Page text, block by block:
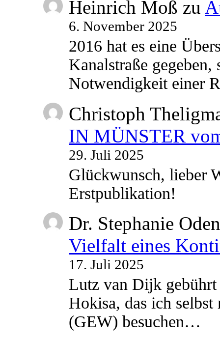
Heinrich Moß zu
6. November 2025
2016 hat es eine
Kanalstraße
Notwendigkeit einer
Christoph
IN MÜNSTER
29. Juli 2025
Glückwunsch, lieber
Erstpublikation!
Dr. Stephanie
Vielfalt eines
17. Juli 2025
Lutz van Dijk
Hokisa, das ich
(GEW) besuchen…